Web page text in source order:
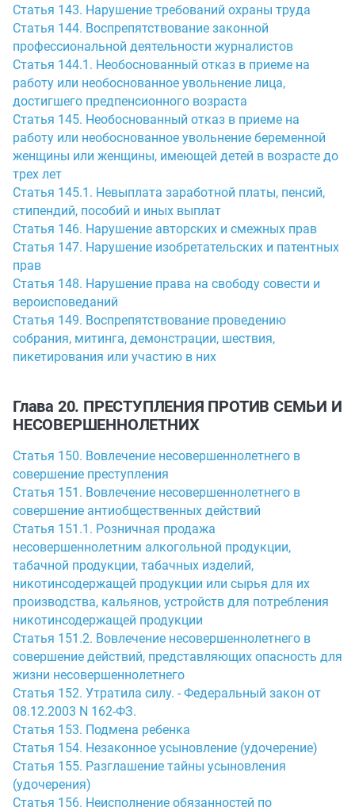
Статья 143. Нарушение требований охраны труда
Статья 144. Воспрепятствование законной
профессиональной деятельности журналистов
Статья 144.1. Необоснованный отказ в приеме на
работу или необоснованное увольнение лица,
достигшего предпенсионного возраста
Статья 145. Необоснованный отказ в приеме на
работу или необоснованное увольнение беременной
женщины или женщины, имеющей детей в возрасте до
трех лет
Статья 145.1. Невыплата заработной платы, пенсий,
стипендий, пособий и иных выплат
Статья 146. Нарушение авторских и смежных прав
Статья 147. Нарушение изобретательских и патентных
прав
Статья 148. Нарушение права на свободу совести и
вероисповеданий
Статья 149. Воспрепятствование проведению
собрания, митинга, демонстрации, шествия,
пикетирования или участию в них
Глава 20. ПРЕСТУПЛЕНИЯ ПРОТИВ СЕМЬИ И
НЕСОВЕРШЕННОЛЕТНИХ
Статья 150. Вовлечение несовершеннолетнего в
совершение преступления
Статья 151. Вовлечение несовершеннолетнего в
совершение антиобщественных действий
Статья 151.1. Розничная продажа
несовершеннолетним алкогольной продукции,
табачной продукции, табачных изделий,
никотинсодержащей продукции или сырья для их
производства, кальянов, устройств для потребления
никотинсодержащей продукции
Статья 151.2. Вовлечение несовершеннолетнего в
совершение действий, представляющих опасность для
жизни несовершеннолетнего
Статья 152. Утратила силу. - Федеральный закон от
08.12.2003 N 162-ФЗ.
Статья 153. Подмена ребенка
Статья 154. Незаконное усыновление (удочерение)
Статья 155. Разглашение тайны усыновления
(удочерения)
Статья 156. Неисполнение обязанностей по